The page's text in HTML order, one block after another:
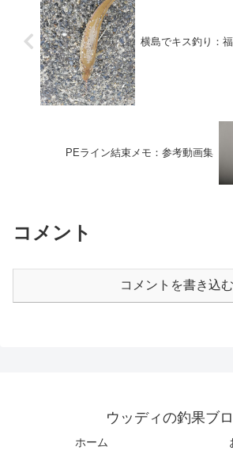
横島でキス釣り：
PEライン結束メモ：参考動画集
コメント
コメントを書き込む
ウッディの釣果ブ
ホーム